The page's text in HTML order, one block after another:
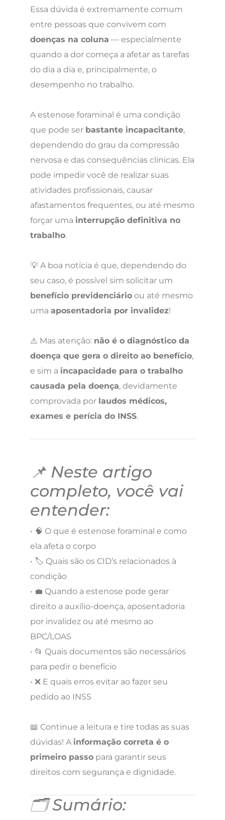
Essa dúvida é extremamente comum
entre pessoas que convivem com
doenças na coluna — especialmente
quando a dor começa a afetar as tarefas
do dia a dia e, principalmente, o
desempenho no trabalho.
A estenose foraminal é uma condição
que pode ser bastante incapacitante,
dependendo do grau da compressão
nervosa e das consequências clínicas. Ela
pode impedir você de realizar suas
atividades profissionais, causar
afastamentos frequentes, ou até mesmo
forçar uma interrupção definitiva no
trabalho.
💡 A boa notícia é que, dependendo do
seu caso, é possível sim solicitar um
benefício previdenciário ou até mesmo
uma aposentadoria por invalidez!
⚠️ Mas atenção: não é o diagnóstico da
doença que gera o direito ao benefício,
e sim a incapacidade para o trabalho
causada pela doença, devidamente
comprovada por laudos médicos,
exames e perícia do INSS.
📌 Neste artigo
completo, você vai
entender:
• 🧠 O que é estenose foraminal e como
ela afeta o corpo
• 🏷️ Quais são os CID’s relacionados à
condição
• 💼 Quando a estenose pode gerar
direito a auxílio-doença, aposentadoria
por invalidez ou até mesmo ao
BPC/LOAS
• 📂 Quais documentos são necessários
para pedir o benefício
• ❌ E quais erros evitar ao fazer seu
pedido ao INSS
📖 Continue a leitura e tire todas as suas
dúvidas! A informação correta é o
primeiro passo para garantir seus
direitos com segurança e dignidade.
🗂️ Sumário: